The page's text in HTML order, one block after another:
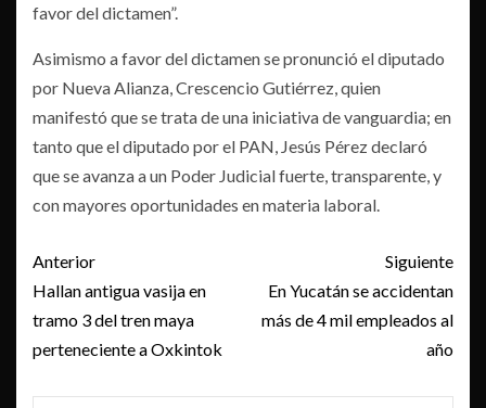
favor del dictamen”.
Asimismo a favor del dictamen se pronunció el diputado
por Nueva Alianza, Crescencio Gutiérrez, quien
manifestó que se trata de una iniciativa de vanguardia; en
tanto que el diputado por el PAN, Jesús Pérez declaró
que se avanza a un Poder Judicial fuerte, transparente, y
con mayores oportunidades en materia laboral.
Post
navigation
Anterior
Hallan antigua vasija en
tramo 3 del tren maya
perteneciente a Oxkintok
Siguiente
En Yucatán se accidentan
más de 4 mil empleados al
año